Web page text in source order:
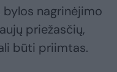
bylos nagrinėjimo
priežasčių,
būti priimtas.